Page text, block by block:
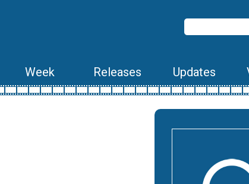
Week Releases Updates